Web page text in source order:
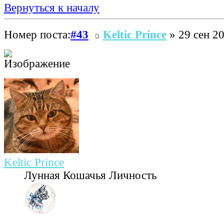
Вернуться к началу
Номер поста:#43 Keltic Prince » 29 сен
Keltic Prince
Лунная Кошачья Личность